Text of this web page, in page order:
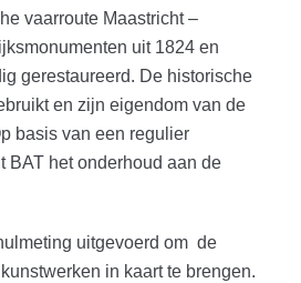
vaarroute Maastricht –
uit 1824 en
gerestaureerd. De historische
en zijn eigendom van de
basis van een regulier
BAT het onderhoud aan de
uitgevoerd om de
in kaart te brengen.